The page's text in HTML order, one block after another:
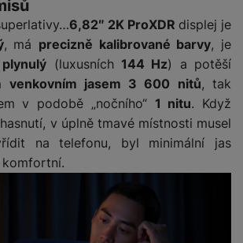
6,82″ 2K ProXDR displej je
, má precizně kalibrované barvy, je
(luxusních 144 Hz) a potěší
venkovním jasem 3 600 nitů, tak
v podobě „nočního“ 1 nitu. Když
v úplně tmavé místnosti musel
na telefonu, byl minimální jas